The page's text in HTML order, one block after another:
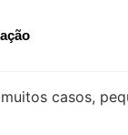
casos,